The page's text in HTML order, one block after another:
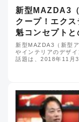
新型MAZDA3
クープ！エク
魁コンセプトと
新型MAZDA3（新型
やインテリアのデザ
話題は、2018年11月